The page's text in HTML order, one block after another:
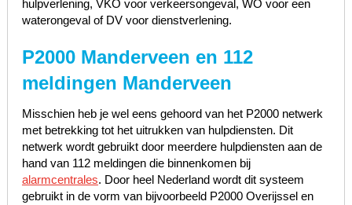
hulpverlening, VKO voor verkeersongeval, WO voor een
waterongeval of DV voor dienstverlening.
P2000 Manderveen en 112
meldingen Manderveen
Misschien heb je wel eens gehoord van het P2000 netwerk
met betrekking tot het uitrukken van hulpdiensten. Dit
netwerk wordt gebruikt door meerdere hulpdiensten aan de
hand van 112 meldingen die binnenkomen bij
alarmcentrales. Door heel Nederland wordt dit systeem
gebruikt in de vorm van bijvoorbeeld P2000 Overijssel en